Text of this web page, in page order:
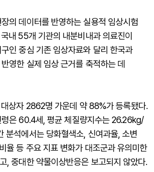
의 데이터를 반영하는 실용적 임상시험
내 55개 기관의 내분비내과 의료진이
인 중심 기존 임상자료와 달리 한국과
영한 실제 임상 근거를 축적하는 데
상자 2862명 가운데 약 88%가 등록됐다.
은 60.4세, 평균 체질량지수는 26.26kg/
분석에서는 당화혈색소, 신여과율, 소변
율 등 주요 지표 변화가 대조군과 유의미한
, 중대한 약물이상반응은 보고되지 않았다.